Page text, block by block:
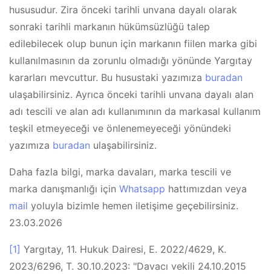
hususudur. Zira önceki tarihli unvana dayalı olarak
sonraki tarihli markanın hükümsüzlüğü talep
edilebilecek olup bunun için markanın fiilen marka gibi
kullanılmasının da zorunlu olmadığı yönünde Yargıtay
kararları mevcuttur. Bu husustaki yazımıza buradan
ulaşabilirsiniz. Ayrıca önceki tarihli unvana dayalı alan
adı tescili ve alan adı kullanımının da markasal kullanım
teşkil etmeyeceği ve önlenemeyeceği yönündeki
yazımıza buradan ulaşabilirsiniz.
Daha fazla bilgi, marka davaları, marka tescili ve
marka danışmanlığı için Whatsapp hattımızdan veya
mail yoluyla bizimle hemen iletişime geçebilirsiniz.
23.03.2026
[1] Yargıtay, 11. Hukuk Dairesi, E. 2022/4629, K.
2023/6296, T. 30.10.2023: "Davacı vekili 24.10.2015